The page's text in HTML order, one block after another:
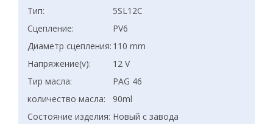
Тип:
5SL12C
Сцепление:
PV6
Диаметр сцепления: 110 mm
Напряжение(v):
12 V
Тир масла:
PAG 46
количество масла:
90ml
Состояние изделия: Новый с завода